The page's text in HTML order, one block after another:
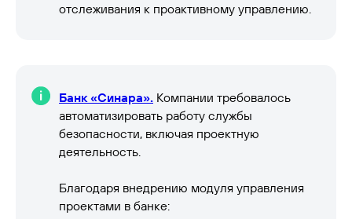
отслеживания к проактивному управлению.
Банк «Синара». Компании требовалось
автоматизировать работу службы
безопасности, включая проектную
деятельность.
Благодаря внедрению модуля управления
проектами в банке: